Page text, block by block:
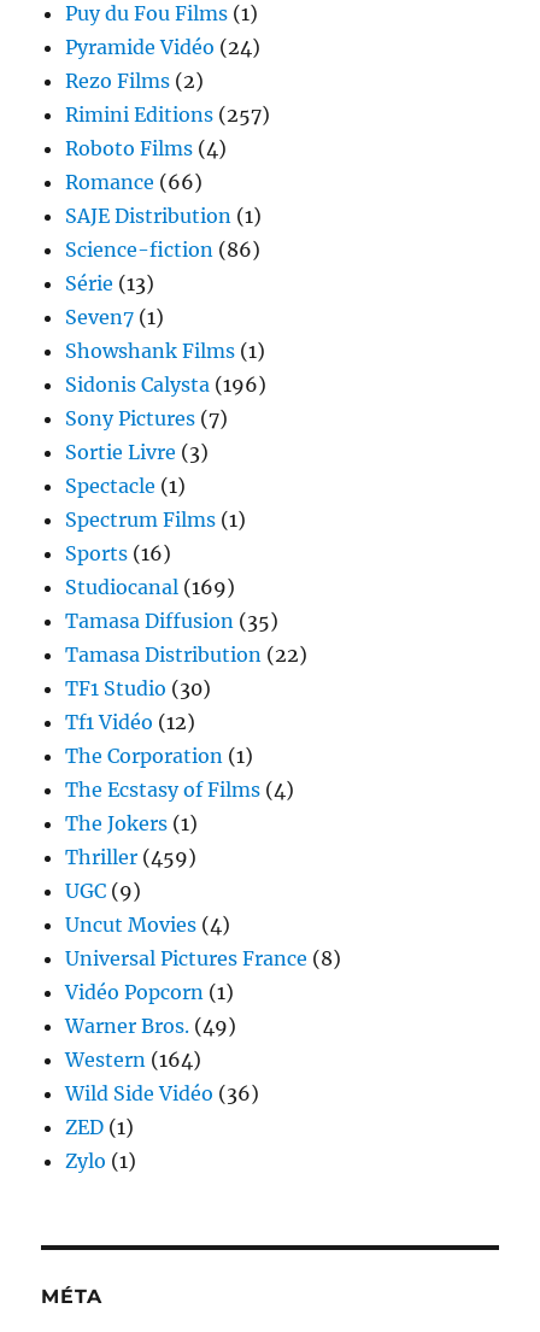
Puy du Fou Films (1)
Pyramide Vidéo (24)
Rezo Films (2)
Rimini Editions (257)
Roboto Films (4)
Romance (66)
SAJE Distribution (1)
Science-fiction (86)
Série (13)
Seven7 (1)
Showshank Films (1)
Sidonis Calysta (196)
Sony Pictures (7)
Sortie Livre (3)
Spectacle (1)
Spectrum Films (1)
Sports (16)
Studiocanal (169)
Tamasa Diffusion (35)
Tamasa Distribution (22)
TF1 Studio (30)
Tf1 Vidéo (12)
The Corporation (1)
The Ecstasy of Films (4)
The Jokers (1)
Thriller (459)
UGC (9)
Uncut Movies (4)
Universal Pictures France (8)
Vidéo Popcorn (1)
Warner Bros. (49)
Western (164)
Wild Side Vidéo (36)
ZED (1)
Zylo (1)
MÉTA